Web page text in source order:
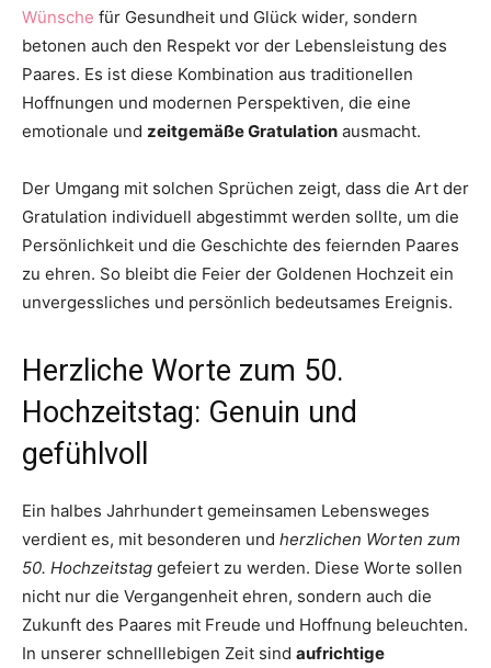
Wünsche für Gesundheit und Glück wider, sondern
betonen auch den Respekt vor der Lebensleistung des
Paares. Es ist diese Kombination aus traditionellen
Hoffnungen und modernen Perspektiven, die eine
emotionale und zeitgemäße Gratulation ausmacht.
Der Umgang mit solchen Sprüchen zeigt, dass die Art der
Gratulation individuell abgestimmt werden sollte, um die
Persönlichkeit und die Geschichte des feiernden Paares
zu ehren. So bleibt die Feier der Goldenen Hochzeit ein
unvergessliches und persönlich bedeutsames Ereignis.
Herzliche Worte zum 50.
Hochzeitstag: Genuin und
gefühlvoll
Ein halbes Jahrhundert gemeinsamen Lebensweges
verdient es, mit besonderen und herzlichen Worten zum
50. Hochzeitstag gefeiert zu werden. Diese Worte sollen
nicht nur die Vergangenheit ehren, sondern auch die
Zukunft des Paares mit Freude und Hoffnung beleuchten.
In unserer schnelllebigen Zeit sind aufrichtige